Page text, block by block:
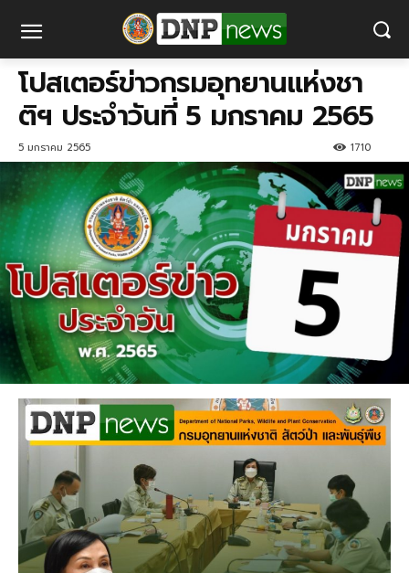
โปสเตอร์ข่าวกรมอุทยานแห่งชา
ติฯ ประจำวันที่ 5 มกราคม 2565
5 มกราคม 2565 1710